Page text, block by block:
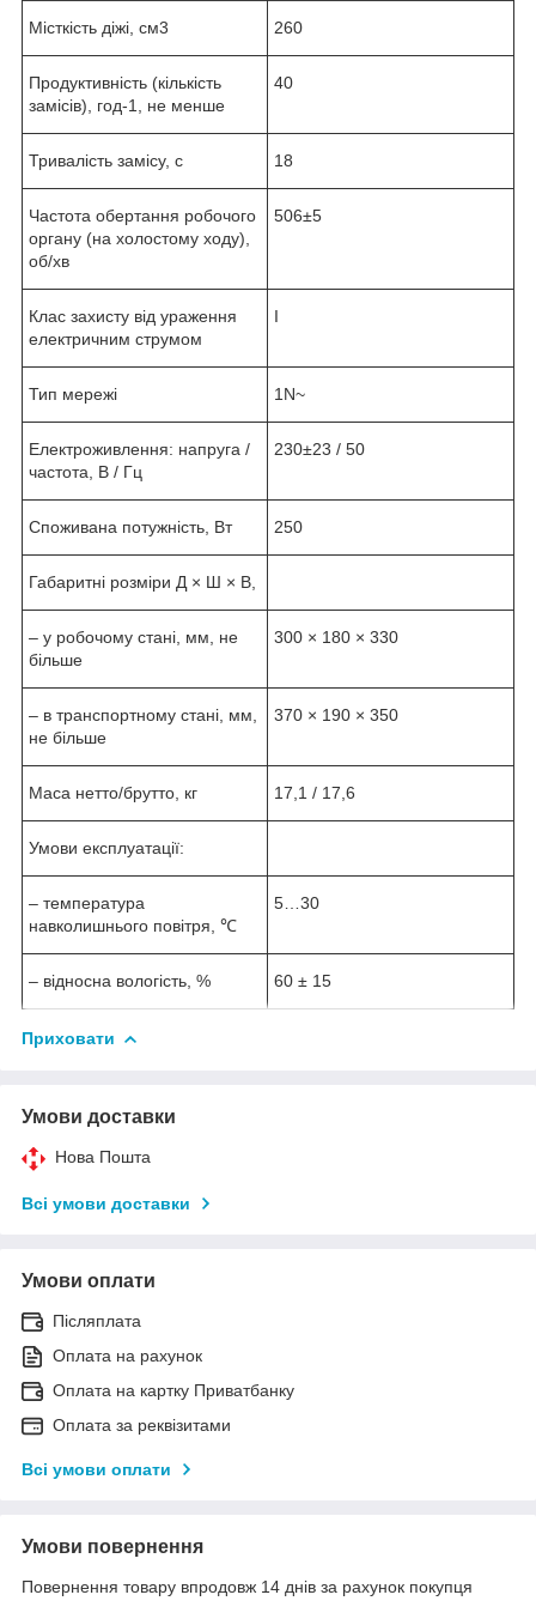
Місткість діжі, см3 260
Продуктивність (кількість
замісів), год-1 , не менше
40
Тривалість замісу, c 18
Частота обертання робочого
органу (на холостому ходу),
об/хв
506±5
Клас захисту від ураження
електричним струмом
I
Тип мережі 1N~
Електроживлення: напруга /
частота, В / Гц
230±23 / 50
Споживана потужність, Вт 250
Габаритні розміри Д × Ш × В,
– у робочому стані, мм, не
більше
300 × 180 × 330
– в транспортному стані, мм,
не більше
370 × 190 × 350
Маса нетто/брутто, кг 17,1 / 17,6
Умови експлуатації:
– температура
навколишнього повітря, ℃
5…30
– відносна вологість, % 60 ± 15
Приховати
Умови доставки
Нова Пошта
Всі умови доставки
Умови оплати
Післяплата
Оплата на рахунок
Оплата на картку Приватбанку
Оплата за реквізитами
Всі умови оплати
Умови повернення
Повернення товару впродовж 14 днів за рахунок покупця